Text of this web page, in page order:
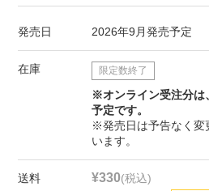
発売日 2026年9月発売予定
在庫 限定数終了
※オンライン受注分は
予定です。
※発売日は予告なく変
います。
送料 ¥330(税込)